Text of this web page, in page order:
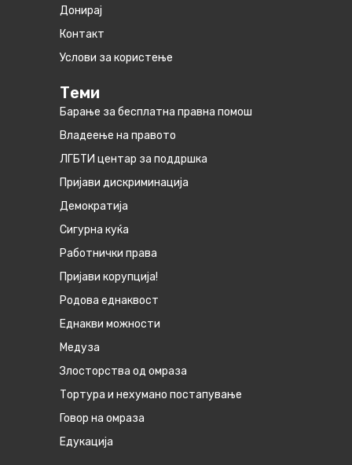
Донирај
Контакт
Услови за користење
Теми
Барање за бесплатна правна помош
Владеење на правото
ЛГБТИ центар за поддршка
Пријави дискриминација
Демократија
Сигурна куќа
Работнички права
Пријави корупција!
Родова еднаквост
Eднакви можности
Медуза
Злосторства од омраза
Тортура и нехумано постапување
Говор на омраза
Едукација